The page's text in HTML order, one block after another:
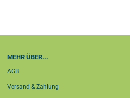
MEHR ÜBER...
AGB
Versand & Zahlung